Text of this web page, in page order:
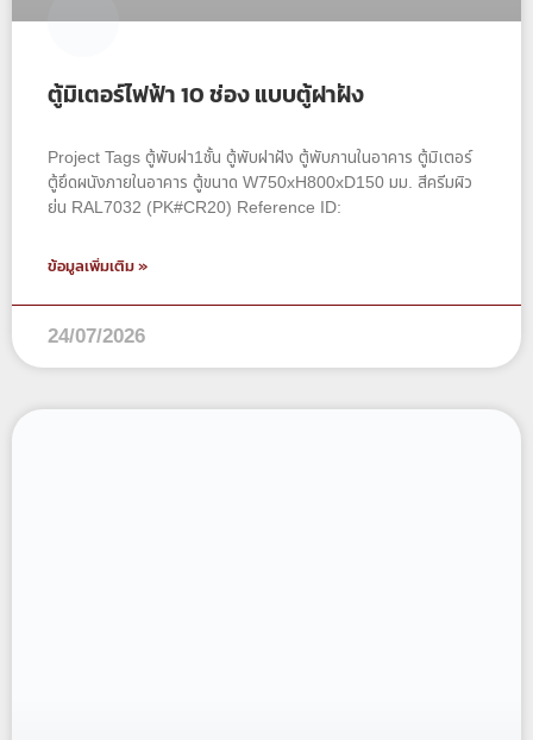
ตู้มิเตอร์ไฟฟ้า 10 ช่อง แบบตู้ฝาฝัง
Project Tags ตู้พับฝา1ชั้น ตู้พับฝาฝัง ตู้พับภานในอาคาร ตู้มิเตอร์
ตู้ยึดผนังภายในอาคาร ตู้ขนาด W750xH800xD150 มม. สีครีมผิว
ย่น RAL7032 (PK#CR20) Reference ID:
ข้อมูลเพิ่มเติม »
24/07/2026